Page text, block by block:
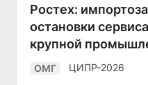
Ростех:
остановки
крупной
ОМГ ЦИПР-2026